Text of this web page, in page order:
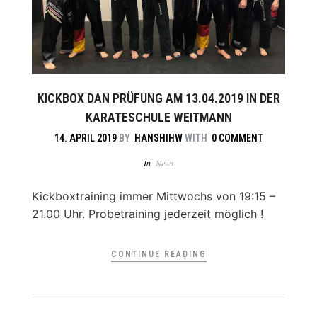
KICKBOX DAN PRÜFUNG AM 13.04.2019 IN DER
KARATESCHULE WEITMANN
14. APRIL 2019 BY HANSHIHW WITH 0 COMMENT
In News
Kickboxtraining immer Mittwochs von 19:15 –
21.00 Uhr. Probetraining jederzeit möglich !
CONTINUE READING